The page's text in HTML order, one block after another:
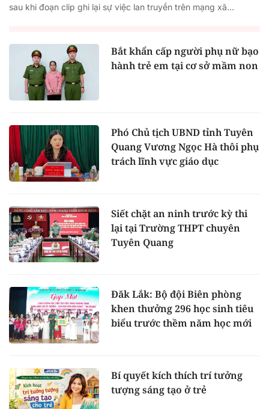
sau khi đoạn clip ghi lại sự việc lan truyền trên mạng xã...
Bắt khẩn cấp người phụ nữ bạo
hành trẻ em tại cơ sở mầm non
Phó Chủ tịch UBND tỉnh Tuyên
Quang Vương Ngọc Hà thôi phụ
trách lĩnh vực giáo dục
Siết chặt an ninh trước kỳ thi
lại tại Trường THPT chuyên
Tuyên Quang
Đăk Lắk: Bộ đội Biên phòng
khen thưởng 296 học sinh tiêu
biểu trước thềm năm học mới
Bí quyết kích thích trí tưởng
tượng sáng tạo ở trẻ